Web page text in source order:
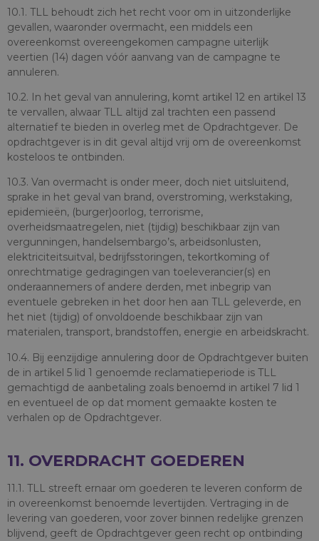
10.1. TLL behoudt zich het recht voor om in uitzonderlijke
gevallen, waaronder overmacht, een middels een
overeenkomst overeengekomen campagne uiterlijk
veertien (14) dagen vóór aanvang van de campagne te
annuleren.
10.2. In het geval van annulering, komt artikel 12 en artikel 13
te vervallen, alwaar TLL altijd zal trachten een passend
alternatief te bieden in overleg met de Opdrachtgever. De
opdrachtgever is in dit geval altijd vrij om de overeenkomst
kosteloos te ontbinden.
10.3. Van overmacht is onder meer, doch niet uitsluitend,
sprake in het geval van brand, overstroming, werkstaking,
epidemieën, (burger)oorlog, terrorisme,
overheidsmaatregelen, niet (tijdig) beschikbaar zijn van
vergunningen, handelsembargo’s, arbeidsonlusten,
elektriciteitsuitval, bedrijfsstoringen, tekortkoming of
onrechtmatige gedragingen van toeleverancier(s) en
onderaannemers of andere derden, met inbegrip van
eventuele gebreken in het door hen aan TLL geleverde, en
het niet (tijdig) of onvoldoende beschikbaar zijn van
materialen, transport, brandstoffen, energie en arbeidskracht.
10.4. Bij eenzijdige annulering door de Opdrachtgever buiten
de in artikel 5 lid 1 genoemde reclamatieperiode is TLL
gemachtigd de aanbetaling zoals benoemd in artikel 7 lid 1
en eventueel de op dat moment gemaakte kosten te
verhalen op de Opdrachtgever.
11. OVERDRACHT GOEDEREN
11.1. TLL streeft ernaar om goederen te leveren conform de
in overeenkomst benoemde levertijden. Vertraging in de
levering van goederen, voor zover binnen redelijke grenzen
blijvend, geeft de Opdrachtgever geen recht op ontbinding